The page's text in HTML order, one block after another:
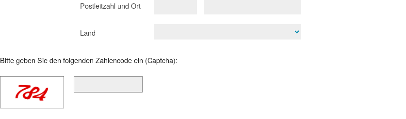
Postleitzahl und Ort
Land
Bitte geben Sie den folgenden Zahlencode ein (Captcha):